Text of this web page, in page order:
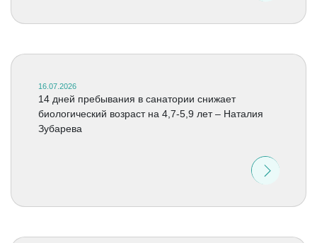
16.07.2026
14 дней пребывания в санатории снижает
биологический возраст на 4,7-5,9 лет – Наталия
Зубарева